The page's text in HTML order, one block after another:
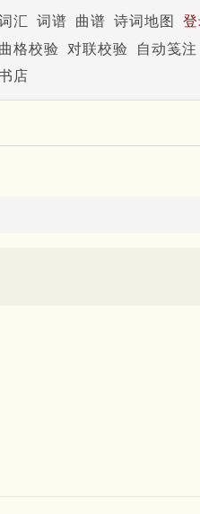
汇 词谱 曲谱 诗词地图
曲格校验 对联校验
自动笺注
店